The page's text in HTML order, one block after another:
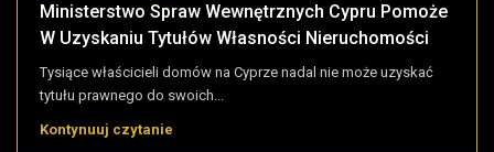
Ministerstwo Spraw Wewnętrznych Cypru Pomoże
W Uzyskaniu Tytułów Własności Nieruchomości
Tysiące właścicieli domów na Cyprze nadal nie może uzyskać
tytułu prawnego do swoich...
Kontynuuj czytanie